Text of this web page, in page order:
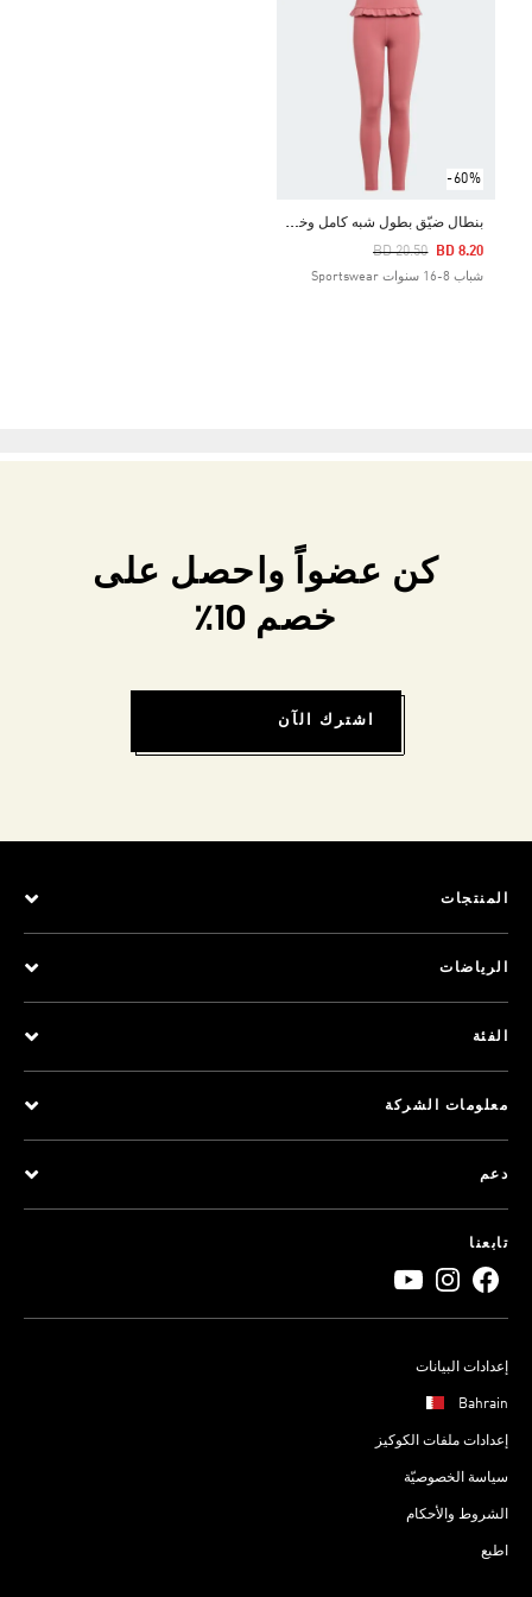
-60%
ب
نطال ضيّق بطول شبه كامل وخصر مرتفع YOGA AEROREADY
Price Reduced From
BD 20.50
To BD 8.20
شباب 8-16 سنوات Sportswear
كن عضواً واحصل على
خصم 10٪
اشترك الآن
المنتجات
الرياضات
الفئة
معلومات الشركة
دعم
تابعنا
إعدادات البيانات
Bahrain
إعدادات ملفات الكوكيز
سياسة الخصوصيّة
الشروط والأحكام
اطبع